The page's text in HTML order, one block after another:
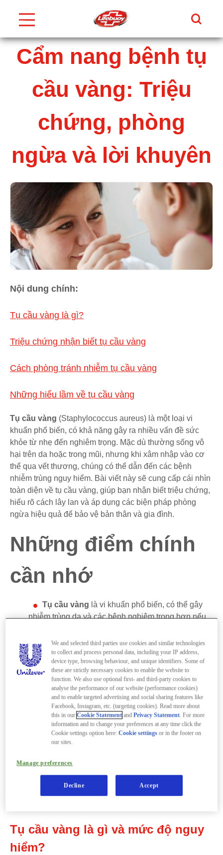
Skip to content
Tìm
Thực
Cẩm nang bệnh tụ
cầu vàng: Triệu
chứng, phòng
ngừa và lời khuyên
Nội dung chính:
Tụ cầu vàng là gì?
Triệu chứng nhận biết tụ cầu vàng
Cách phòng tránh nhiễm tụ cầu vàng
Những hiểu lầm về tụ cầu vàng
Tụ cầu vàng (Staphylococcus aureus) là một loại vi
khuẩn phổ biến, có khả năng gây ra nhiều vấn đề sức
khỏe từ nhẹ đến nghiêm trọng. Mặc dù thường sống vô
hại trên da hoặc trong mũi, nhưng khi xâm nhập vào cơ
thể qua vết thương, chúng có thể dẫn đến các bệnh
nhiễm trùng nguy hiểm. Bài viết này sẽ cung cấp cái nhìn
toàn diện về tụ cầu vàng, giúp bạn nhận biết triệu chứng,
hiểu rõ cách lây lan và áp dụng các biện pháp phòng
ngừa hiệu quả để bảo vệ bản thân và gia đình.
Những điểm chính
cần nhớ
Tụ cầu vàng là vi khuẩn phổ biến, có thể gây
nhiễm trùng da và các bệnh nghiêm trọng hơn nếu
Các triệu chứng bao gồm đau nhức ở ngực, đau
đầu, sốt, mụn nhọt và vết thương lâu lành.
Phòng ngừa lây nhiễm hiệu quả bằng cáchrửa
tay thường xuyênvới xà phòng diệt khuẩn và
băng bó vết thương cẩn thận.
Tránh dùng chung đồ dùng cá nhân như khăn
tắm để hạn chế lây lan.
điều trị được, không phải tất cả đều kháng kháng
sinh.
Tụ cầu vàng là gì và mức độ nguy
hiểm?
We and selected third parties use cookies and similar technologies
to collect and process personal data, including your IP address,
device type, browsing behaviour, and unique identifiers. Some of
these are strictly necessary cookies to enable the website to
function. We also use optional first- and third-party cookies to
analyse the performance of our website (performance cookies)
and to enable targeted advertising and social sharing features like
Facebook, Instagram, etc. (targeting cookies). Read more about
this in ourCookie Statement andPrivacy Statement. For more
information and to change your preferences at any time click the
Cookie settings option here:Cookie settings or in the footer on
our sites.
Manage preferences
Decline Accept